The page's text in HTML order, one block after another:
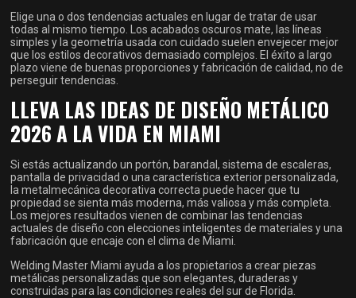
Elige una o dos tendencias actuales en lugar de tratar de usar
todas al mismo tiempo. Los acabados oscuros mate, las líneas
simples y la geometría usada con cuidado suelen envejecer mejor
que los estilos decorativos demasiado complejos. El éxito a largo
plazo viene de buenas proporciones y fabricación de calidad, no de
perseguir tendencias.
LLEVA LAS IDEAS DE DISEÑO METÁLICO
2026 A LA VIDA EN MIAMI
Si estás actualizando un portón, barandal, sistema de escaleras,
pantalla de privacidad o una característica exterior personalizada,
la metalmecánica decorativa correcta puede hacer que tu
propiedad se sienta más moderna, más valiosa y más completa.
Los mejores resultados vienen de combinar las tendencias
actuales de diseño con elecciones inteligentes de materiales y una
fabricación que encaje con el clima de Miami.
Welding Master Miami ayuda a los propietarios a crear piezas
metálicas personalizadas que son elegantes, duraderas y
construidas para las condiciones reales del sur de Florida.